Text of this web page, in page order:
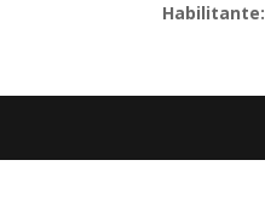
Habilitante: